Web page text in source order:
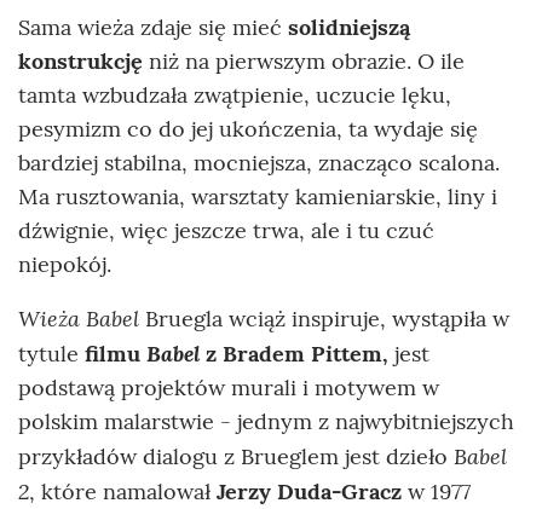
Sama wieża zdaje się mieć solidniejszą
konstrukcję niż na pierwszym obrazie. O ile
tamta wzbudzała zwątpienie, uczucie lęku,
pesymizm co do jej ukończenia, ta wydaje się
bardziej stabilna, mocniejsza, znacząco scalona.
Ma rusztowania, warsztaty kamieniarskie, liny i
dźwignie, więc jeszcze trwa, ale i tu czuć
niepokój.
Wieża Babel Bruegla wciąż inspiruje, wystąpiła w
tytule filmu Babel z Bradem Pittem, jest
podstawą projektów murali i motywem w
polskim malarstwie - jednym z najwybitniejszych
przykładów dialogu z Brueglem jest dzieło Babel
2, które namalował Jerzy Duda-Gracz w 1977